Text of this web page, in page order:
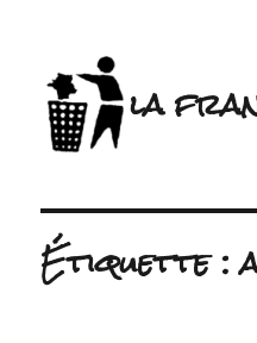
la
Étiquette :